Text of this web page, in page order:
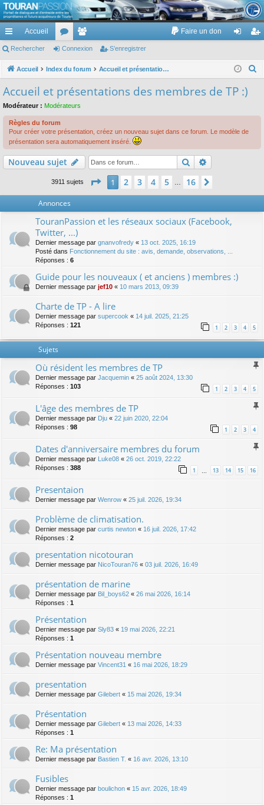
TouranPassion
Le forum des propriétaires ou futurs acquéreurs du Volkswagen Touran
cc
ès
pi
de
Accueil
or
u
e
m
Faire un don
ne nr
Rechercher Connexion S’enregistrer
Accueil Index du forum Accueil et présentations des membres de TP :)
Accueil et présentations des membres de TP :)
Modérateur : Modérateurs
Règles du forum
Pour créer votre présentation, créez un nouveau sujet dans ce forum. Le modèle de
présentation sera automatiquement inséré.
Nouveau sujet Rechercher
3911 sujets Page 1 sur 16
1 2 3 4 5 16
Annonces
TouranPassion et les réseaux sociaux (Facebook,
Twitter, ...)
Dernier message par gnanvofredy « 13 oct. 2025, 16:19
Posté dans Fonctionnement du site : avis, demande, observations, ...
Réponses : 6
Guide pour les nouveaux ( et anciens ) membres :)
Dernier message par jef10 « 10 mars 2013, 09:39
Charte de TP - A lire
Dernier message par supercook « 14 juil. 2025, 21:25
Réponses : 121 1 2 3 4 5
Sujets
Où résident les membres de TP
Dernier message par Jacquemin « 25 août 2024, 13:30
Réponses : 103 1 2 3 4 5
L'âge des membres de TP
Dernier message par Dju « 22 juin 2020, 22:04
Réponses : 98 1 2 3 4
Dates d'anniversaire membres du forum
Dernier message par Luke08 « 26 oct. 2019, 22:22
Réponses : 388 1 … 13 14 15 16
Presentaion
Dernier message par Wenrow « 25 juil. 2026, 19:34
Problème de climatisation.
Dernier message par curtis newton « 16 juil. 2026, 17:42
Réponses : 2
presentation nicotouran
Dernier message par NicoTouran76 « 03 juil. 2026, 16:49
présentation de marine
Dernier message par Bil_boys62 « 26 mai 2026, 16:14
Réponses : 1
Présentation
Dernier message par Sly83 « 19 mai 2026, 22:21
Réponses : 1
Présentation nouveau membre
Dernier message par Vincent31 « 16 mai 2026, 18:29
presentation
Dernier message par Gilebert « 15 mai 2026, 19:34
Présentation
Dernier message par Gilebert « 13 mai 2026, 14:33
Réponses : 1
Re: Ma présentation
Dernier message par Bastien T. « 16 avr. 2026, 13:10
Fusibles
Dernier message par boulichon « 15 avr. 2026, 18:49
Réponses : 1